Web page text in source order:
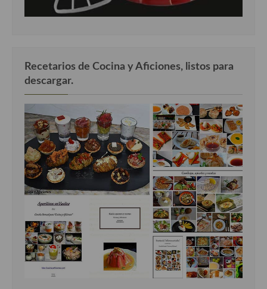
Recetarios de Cocina y Aficiones, listos para
descargar.